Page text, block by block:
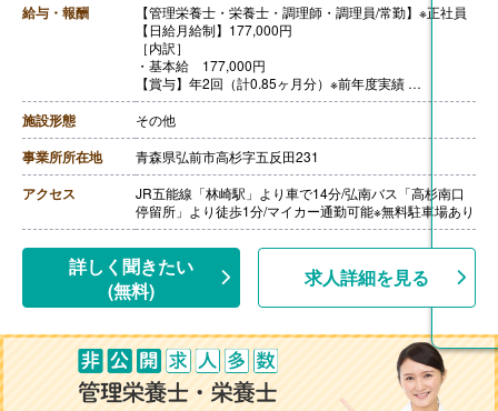
給与・報酬
【管理栄養士・栄養士・調理師・調理員/常勤】※正社員
【日給月給制】177,000円
［内訳］
・基本給 177,000円
【賞与】年2回（計0.85ヶ月分）※前年度実績
【通勤手当】あり（上限24,500円/月）
【昇給】あり （1月あたり2,000円‐4,400円）※前年度実
績
【退職金】あり※勤続3年以上
施設形態 その他
事業所所在地 青森県弘前市高杉字五反田231
アクセス
JR五能線「林崎駅」より車で14分/弘南バス「高杉南口
停留所」より徒歩1分/マイカー通勤可能※無料駐車場あり
詳しく聞きたい
(無料)
求人詳細を見る